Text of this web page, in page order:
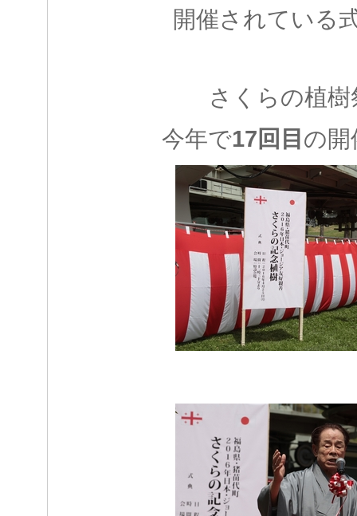
開催されている
さくらの植樹
今年で17回目 の開